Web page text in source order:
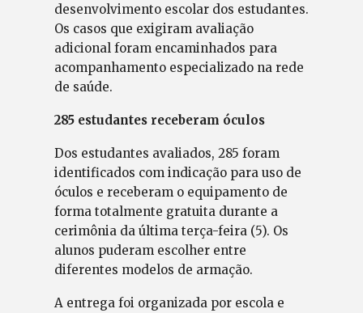
desenvolvimento escolar dos estudantes.
Os casos que exigiram avaliação
adicional foram encaminhados para
acompanhamento especializado na rede
de saúde.
285 estudantes receberam óculos
Dos estudantes avaliados, 285 foram
identificados com indicação para uso de
óculos e receberam o equipamento de
forma totalmente gratuita durante a
cerimônia da última terça-feira (5). Os
alunos puderam escolher entre
diferentes modelos de armação.
A entrega foi organizada por escola e